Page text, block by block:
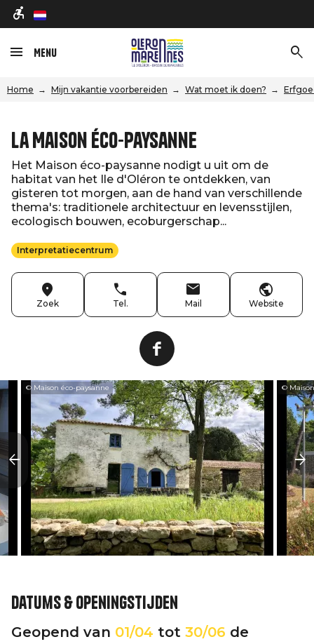
nl
Menu
Home Mijn vakantie voorbereiden Wat moet ik doen?
La Maison éco-paysanne
Het Maison éco-paysanne nodigt u uit om de
habitat van het Ile d'Oléron te ontdekken, van
gisteren tot morgen, aan de hand van verschillende
thema's: traditionele architectuur en levensstijlen,
ecologisch bouwen, ecoburgerschap...
Interpretatiecentrum
Zoek Tel. Mail Website
© Maison éco-paysanne ©
Datums & openingstijden
Geopend van 01/04 tot 30/06 de